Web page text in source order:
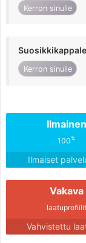
Kerron sinulle
Kerron sinulle
Ilmainen
100%
Ilmaiset
Vakava
laatuprofiilit
Vahvistettu